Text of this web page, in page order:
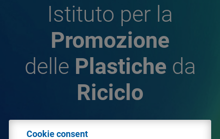
Istituto per la
Promozione
delle Plastiche da
Riciclo
© 2026 - IPPR Istituto per la Promozione delle
Cookie consent